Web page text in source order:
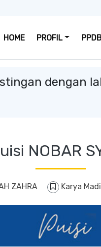
HOME PROFIL
dengan
NOBAR
ZAHRA Karya